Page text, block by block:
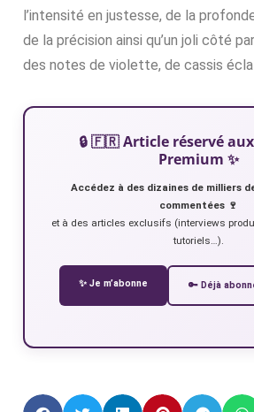
l’intensité en justesse, de la
de la précision ainsi qu’un joli côté
des notes de violette, de cassis
🔒 🇫🇷 Article réservé
Premium ✨
Accédez à des dizaines de milliers
commentées 🍷
et à des articles exclusifs (interviews
tutoriels…).
✨ Je m’abonne 🔑 Déjà